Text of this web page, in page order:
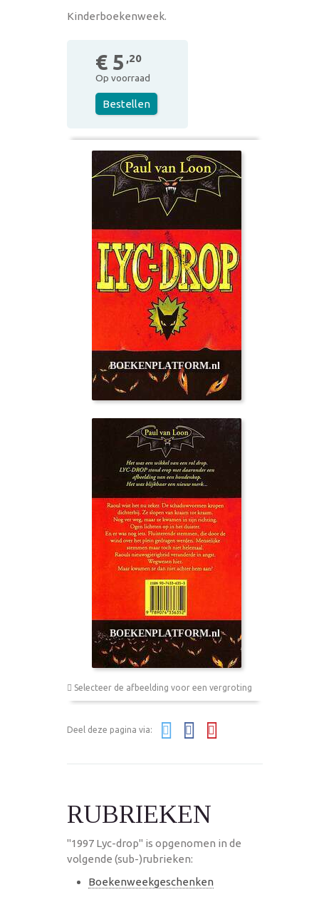
Kinderboekenweek.
€ 5 ,20
Op voorraad
Bestellen
Selecteer de afbeelding voor een vergroting
Deel deze pagina via:
RUBRIEKEN
"1997 Lyc-drop" is opgenomen in de
volgende (sub-)rubrieken:
Boekenweekgeschenken